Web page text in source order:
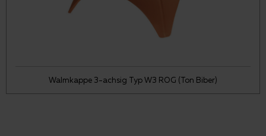
Walmkappe 3-achsig Typ W3 ROG (Ton Biber)